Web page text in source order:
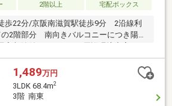
2階以上 宅配ボックス
歩22分/京阪南滋賀駅徒歩9分 2沿線利
2階部分 南向きバルコニーにつき陽当
室収納付き WICあり 周辺環境充実して
1,489万円
3LDK 68.4m2
3階 南東